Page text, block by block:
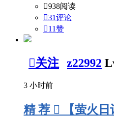
938阅读
31评论
11赞
关注 z22992
3 小时前
精 荐  【萤火